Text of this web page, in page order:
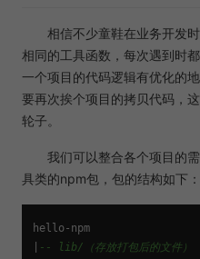
相信不少童鞋在业务开发时
相同的工具函数，每次遇到时
一个项目的代码逻辑有优化的
要再次挨个项目的拷贝代码，
轮子。
我们可以整合各个项目的需
具类的npm包，包的结构如下：
hello-npm
-- lib/（存放打包后的文件）